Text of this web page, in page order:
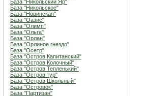
База "Никольский Яр"
База "Никольское"
База "Новинская"
База "Оазис"
База "Олимп"
База "Ольга"
База "Орлан"
База "Орлиное гнездо"
База "Осетр"
База "Остров Капитанский"
База "Остров Колочный"
База "Остров Тепленький"
База "Остров тур"
База "Остров Школьный"
База "Островок"
База "Партизан"